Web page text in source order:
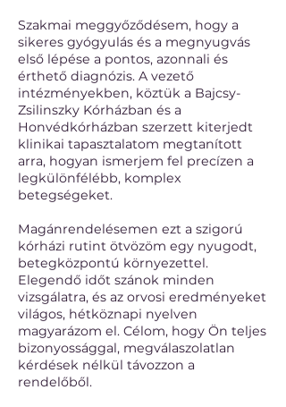
Szakmai meggyőződésem, hogy a
sikeres gyógyulás és a megnyugvás
első lépése a pontos, azonnali és
érthető diagnózis. A vezető
intézményekben, köztük a Bajcsy-
Zsilinszky Kórházban és a
Honvédkórházban szerzett kiterjedt
klinikai tapasztalatom megtanított
arra, hogyan ismerjem fel precízen a
legkülönfélébb, komplex
betegségeket.
Magánrendelésemen ezt a szigorú
kórházi rutint ötvözöm egy nyugodt,
betegközpontú környezettel.
Elegendő időt szánok minden
vizsgálatra, és az orvosi eredményeket
világos, hétköznapi nyelven
magyarázom el. Célom, hogy Ön teljes
bizonyossággal, megválaszolatlan
kérdések nélkül távozzon a
rendelőből.